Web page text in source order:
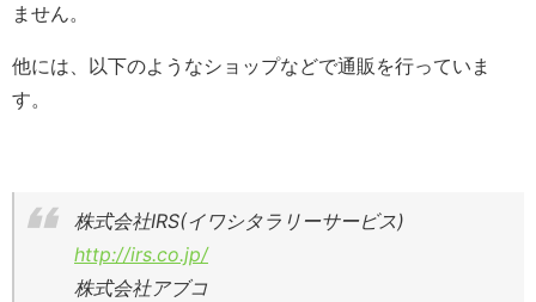
ません。
他には、以下のようなショップなどで通販を行っていま
す。
株式会社IRS(イワシタラリーサービス)
http://irs.co.jp/
株式会社アブコ